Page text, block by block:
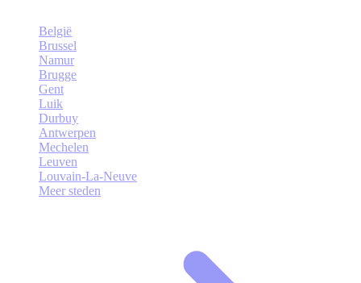
België
Brussel
Namur
Brugge
Gent
Luik
Durbuy
Antwerpen
Mechelen
Leuven
Louvain-La-Neuve
Meer steden